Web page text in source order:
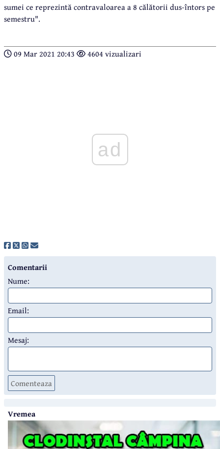
sumei ce reprezintă contravaloarea a 8 călătorii dus-întors pe
semestru".
09 Mar 2021 20:43 4604 vizualizari
ad
Comentarii
Nume:
Email:
Mesaj:
Comenteaza
Vremea